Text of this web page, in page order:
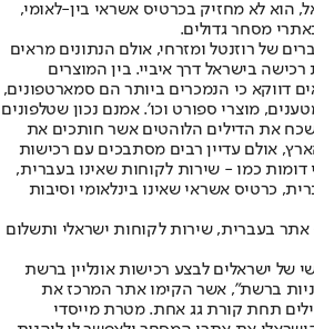
הוא לא מחזיק בכרטיס אשראי בין-לאומי,
מסחר גדולים.
של רוזנטל ומזרחי, אולם הנתונים מראים
בישראל דרך איביי. בין המוצרים
דווקא כי הנמכרים ביותר הם סמארטפונים,
מוצרי ספורט וכו’. אמנם נכון שטלפונים
נשכח את הדילים הלוהטים אשר חותכים את
אולם עדיין רבים מסתבכים עם רכישות
דומות כמו - שירות לקוחות שאינו בעברית,
כרטיס אשראי שאינו בינלאומי וסיבות
בעברית, שירות לקוחות ישראלי ותשלום
של ישראלים לבצע רכישות אונליין ברשת
ברשת”, אשר הקימו אתר המרכז את
תחת קורת גג אחת. מטרת מייסדי